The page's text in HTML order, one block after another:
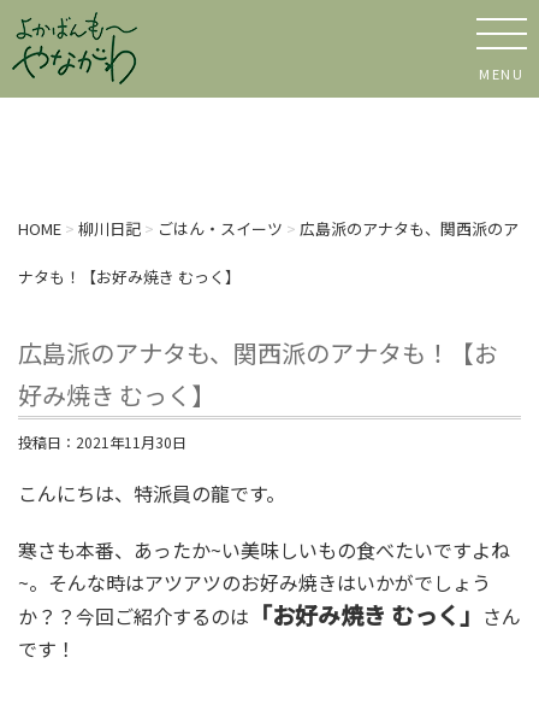
MENU
HOME > 柳川日記 > ごはん・スイーツ > 広島派のアナタも、関西派のア
ナタも！【お好み焼き むっく】
広島派のアナタも、関西派のアナタも！【お
好み焼き むっく】
投稿日： 2021年11月30日
こんにちは、特派員の龍です。
寒さも本番、あったか~い美味しいもの食べたいですよね
~。そんな時はアツアツのお好み焼きはいかがでしょう
か？？今回ご紹介するのは 「お好み焼き むっく」 さん
です！